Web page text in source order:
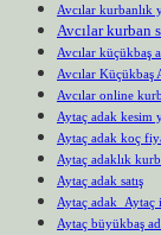
Avcılar kurbanlık
Avcılar kurban
Avcılar küçükbaş
Avcılar Küçükbaş
Avcılar online
Aytaç adak kesim
Aytaç adak koç
Aytaç adaklık
Aytaç adak satış
Aytaç adak Aytaç
Aytaç büyükbaş